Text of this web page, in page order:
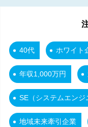
40代 ホワイト
年収1,000万円
SE（システムエンジ
地域未来牽引企業